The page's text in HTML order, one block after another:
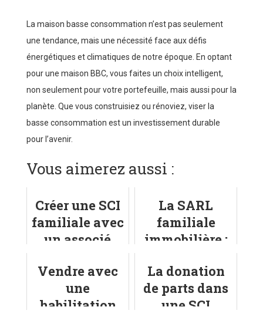
La maison basse consommation n’est pas seulement
une tendance, mais une nécessité face aux défis
énergétiques et climatiques de notre époque. En optant
pour une maison BBC, vous faites un choix intelligent,
non seulement pour votre portefeuille, mais aussi pour la
planète. Que vous construisiez ou rénoviez, viser la
basse consommation est un investissement durable
pour l’avenir.
Vous aimerez aussi :
Créer une SCI
familiale avec
un associé
La SARL
familiale
immobilière :
c'est ?
Vendre avec
une
habilitation
La donation
de parts dans
une SCI